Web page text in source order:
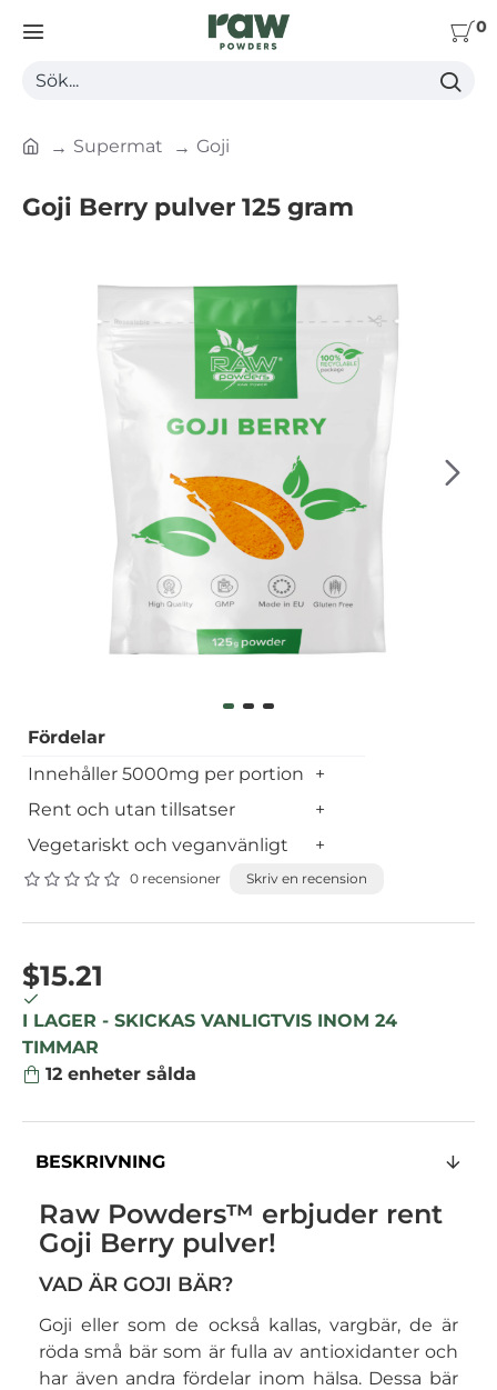
0
Sök...
m
Supermat Goji
Goji Berry pulver 125 gram
Fördelar
Innehåller 5000mg per portion
+
Rent och utan tillsatser
+
Vegetariskt och veganvänligt
+
0 recensioner Skriv en recension
$15.21
I LAGER - SKICKAS VANLIGTVIS INOM 24
TIMMAR
12 enheter sålda
BESKRIVNING
Raw Powders™ erbjuder rent
Goji Berry pulver!
VAD ÄR GOJI BÄR?
Goji eller som de också kallas, vargbär, de är
röda små bär som är fulla av antioxidanter och
har även andra fördelar inom hälsa. Dessa bär